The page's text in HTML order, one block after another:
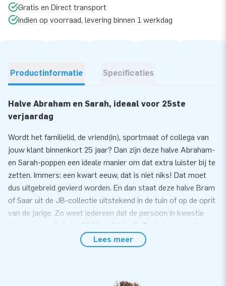
Gratis en Direct transport
Indien op voorraad, levering binnen 1 werkdag
Productinformatie Specificaties
Halve Abraham en Sarah, ideaal voor 25ste
verjaardag
Wordt het familielid, de vriend(in), sportmaat of collega van
jouw klant binnenkort 25 jaar? Dan zijn deze halve Abraham-
en Sarah-poppen een ideale manier om dat extra luister bij te
zetten. Immers: een kwart eeuw, dat is niet niks! Dat moet
dus uitgebreid gevierd worden. En dan staat deze halve Bram
of Saar uit de JB-collectie uitstekend in de tuin of op de oprit
van de jarige. Zo weet iedereen dat de persoon in kwestie
deze memorabele leeftijd bereikt heeft. En dat er voor de
vrienden, collega’s en familie een feestje gepland is. Er zijn
Binnen 5 minuten opgezet, compleet geleverd
Lees meer